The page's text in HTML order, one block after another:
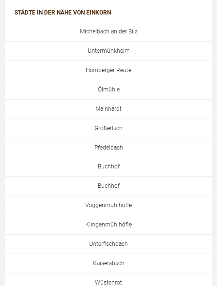
STÄDTE IN DER NÄHE VON EINKORN
Michelbach an der Bilz
Untermünkheim
Hornberger Reute
Ölmühle
Mainhardt
Großerlach
Pfedelbach
Buchhof
Buchhof
Voggenmühlhöfle
Klingenmühlhöfle
Unterfischbach
Kaisersbach
Wüstenrot